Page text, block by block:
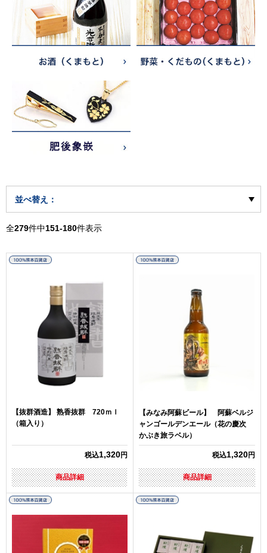
並べ替え：
全279件中151-180件表示
【抜群酒造】 熟香抜群 720ｍｌ
（箱入り）
税込1,320円
商品詳細
【みなみ阿蘇ビール】 阿蘇ベルジ
ャンゴールデンエール（花の慶次
かぶき旅ラベル）
税込1,320円
商品詳細